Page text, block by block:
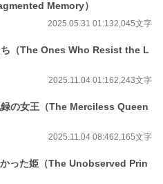
Memory）
2025.05.31 01:132,045文字
（The Ones Who Resist the L
2025.11.04 01:162,243文字
の女王（The Merciless Queen
2025.11.04 08:462,165文字
った姫（The Unobserved Prin